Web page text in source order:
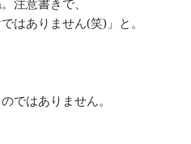
注意書きで、
はありません(笑)」と。
ではありません。